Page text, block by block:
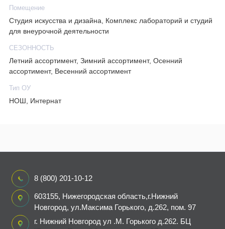
Помещение
Студия искусства и дизайна, Комплекс лабораторий и студий
для внеурочной деятельности
СЕЗОННОСТЬ
Летний ассортимент, Зимний ассортимент, Осенний
ассортимент, Весенний ассортимент
Тип ОУ
НОШ, Интернат
8 (800) 201-10-12
603155, Нижегородская область,г.Нижний
Новгород, ул.Максима Горького, д.262, пом. 97
г. Нижний Новгород ул .М. Горького д.262. БЦ